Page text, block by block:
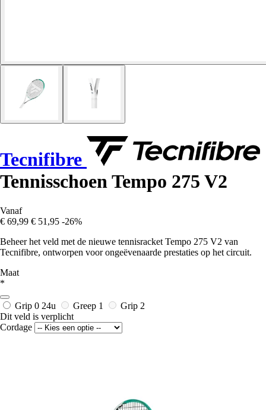
Tecnifibre
Tennisschoen Tempo 275 V2
Vanaf
€ 69,99 € 51,95 -26%
Beheer het veld met de nieuwe tennisracket Tempo 275 V2 van
Tecnifibre, ontworpen voor ongeëvenaarde prestaties op het circuit.
Maat
*
Grip 0 24u Greep 1
Grip 2
Dit veld is verplicht
Cordage